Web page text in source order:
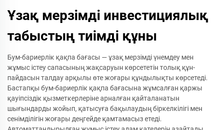
Ұзақ мерзімді инвестициялық
табыстың тиімді құны
Бум-бариерлік қақпа бағасы — ұзақ мерзімді үнемдеу мен
жұмыс істеу сапасының жақсаруын көрсететін толық құн-
пайдасын талдау арқылы өте жоғары құндылықты көрсетеді.
Бастапқы бум-бариерлік қақпа бағасына жұмсалған қаржы
қауіпсіздік қызметкерлеріне арналған қайталанатын
шығындарды жойып, қатысуға бақылаудың біркелкілігі мен
сенімділігін жоғары деңгейде қамтамасыз етеді.